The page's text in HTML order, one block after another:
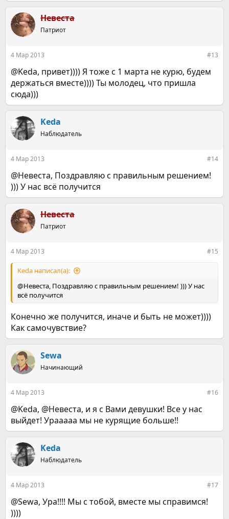
Невеста
Патриот
4 Мар 2013 #13
@Keda, привет)))) Я тоже с 1 марта не курю, будем
держаться вместе)))) Ты молодец, что пришла
сюда)))
Keda
Наблюдатель
4 Мар 2013 #14
@Невеста, Поздравляю с правильным решением!
))) У нас всё получится
Невеста
Патриот
4 Мар 2013 #15
Keda написал(а):
@Невеста, Поздравляю с правильным решением! ))) У нас
всё получится
Конечно же получится, иначе и быть не может))))
Как самочувствие?
Sewa
Начинающий
4 Мар 2013 #16
@Keda, @Невеста, и я с Вами девушки! Все у нас
выйдет! Урааааа мы не курящие больше!!
Keda
Наблюдатель
4 Мар 2013 #17
@Sewa, Ура!!!! Мы с тобой, вместе мы справимся!
))))